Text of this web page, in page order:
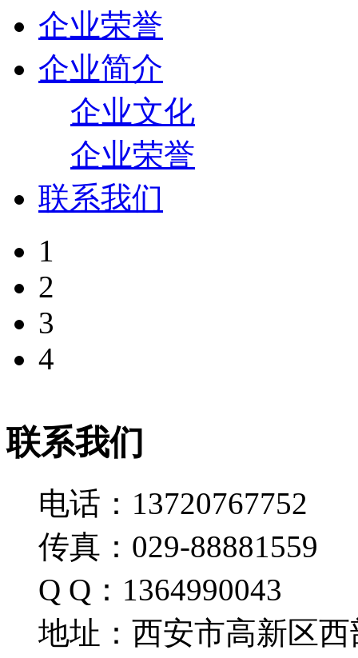
企业荣誉
企业简介
企业文化
企业荣誉
联系我们
1
2
3
4
联系我们
电话：13720767752
传真：029-88881559
Q Q：1364990043
地址：西安市高新区西